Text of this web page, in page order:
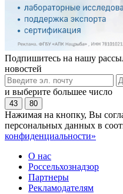
Подпишитесь на нашу
новостей
и выберите большее число
43 80
Нажимая на кнопку, Вы
персональных данных в
конфиденциальности»
О нас
Россельхознадзор
Партнеры
Рекламодателям